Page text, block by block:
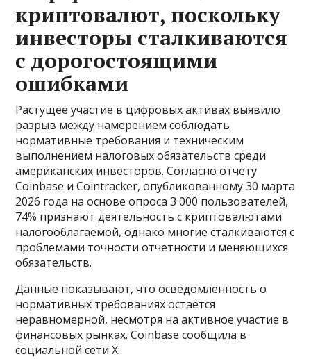
криптовалют, поскольку
инвесторы сталкиваются
с дорогостоящими
ошибками
Растущее участие в цифровых активах выявило
разрыв между намерением соблюдать
нормативные требования и техническим
выполнением налоговых обязательств среди
американских инвесторов. Согласно отчету
Coinbase и Cointracker, опубликованному 30 марта
2026 года на основе опроса 3 000 пользователей,
74% признают деятельность с криптовалютами
налогооблагаемой, однако многие сталкиваются с
проблемами точности отчетности и меняющихся
обязательств.
Данные показывают, что осведомленность о
нормативных требованиях остается
неравномерной, несмотря на активное участие в
финансовых рынках. Coinbase сообщила в
социальной сети X: